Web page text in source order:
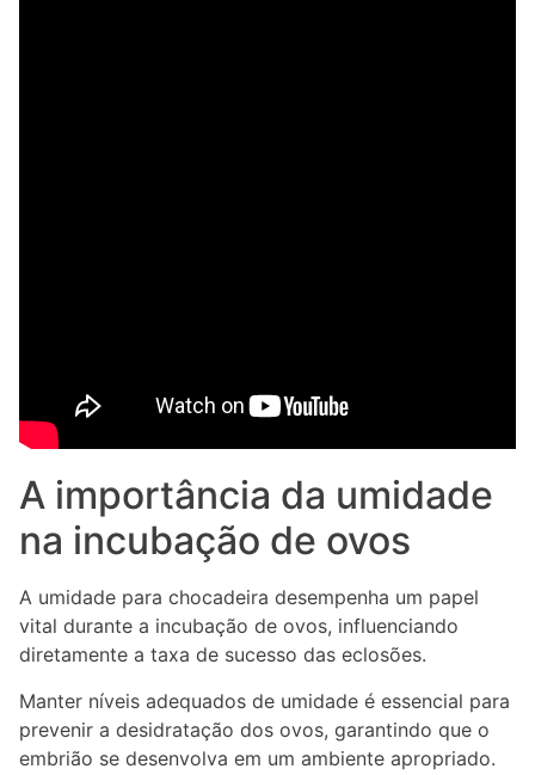
A importância da umidade
na incubação de ovos
A umidade para chocadeira desempenha um papel
vital durante a incubação de ovos, influenciando
diretamente a taxa de sucesso das eclosões.
Manter níveis adequados de umidade é essencial para
prevenir a desidratação dos ovos, garantindo que o
embrião se desenvolva em um ambiente apropriado.